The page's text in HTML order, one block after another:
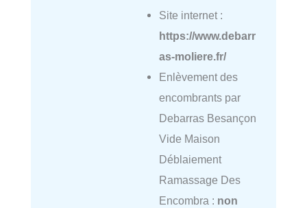
Site internet :
https://www.debarr
as-moliere.fr/
Enlèvement des
encombrants par
Debarras Besançon
Vide Maison
Déblaiement
Ramassage Des
Encombra : non